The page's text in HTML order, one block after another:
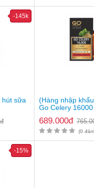
hút sữa
-145k
(Hàng nhập
Go Celery
689.000đ
(0
-15%